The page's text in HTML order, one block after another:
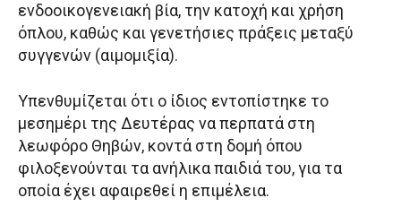
ενδοοικογενειακή βία, την κατοχή και χρήση
όπλου, καθώς και γενετήσιες πράξεις μεταξύ
συγγενών (αιμομιξία).
Υπενθυμίζεται ότι ο ίδιος εντοπίστηκε το
μεσημέρι της Δευτέρας να περπατά στη
λεωφόρο Θηβών, κοντά στη δομή όπου
φιλοξενούνται τα ανήλικα παιδιά του, για τα
οποία έχει αφαιρεθεί η επιμέλεια.